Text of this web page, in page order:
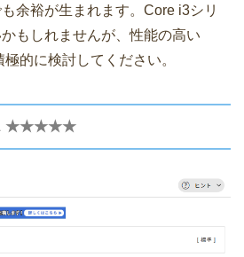
余裕が生まれます。Core i3シリ
もしれませんが、性能の高い
的に検討してください。
ス ★★★★★